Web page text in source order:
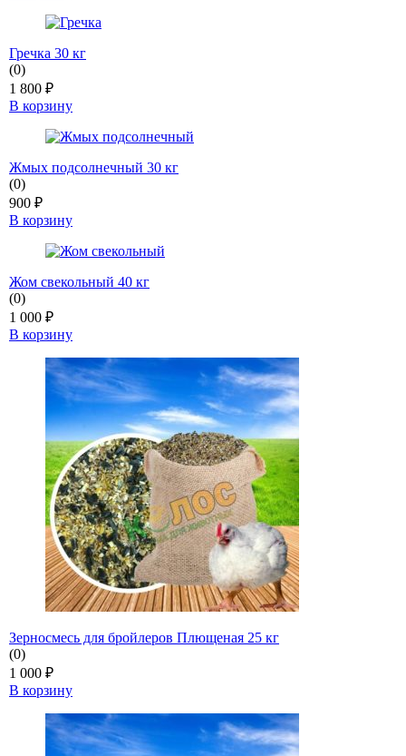
Гречка 30 кг
(0)
1 800 ₽
В корзину
Жмых подсолнечный 30 кг
(0)
900 ₽
В корзину
Жом свекольный 40 кг
(0)
1 000 ₽
В корзину
Зерносмесь для бройлеров Плющеная 25 кг
(0)
1 000 ₽
В корзину